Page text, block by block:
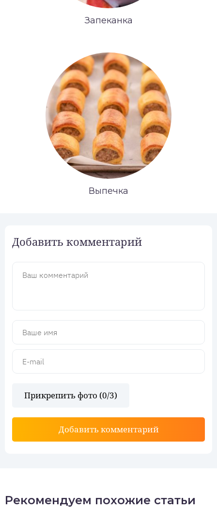
Запеканка
Выпечка
Добавить комментарий
Прикрепить фото (0/3)
Добавить комментарий
Рекомендуем похожие статьи